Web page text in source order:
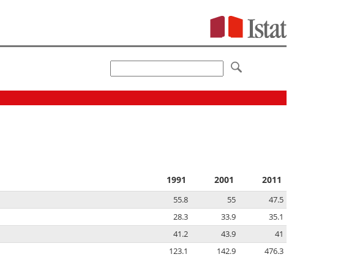
1991 2001 2011
55.8 55
47.5
28.3 33.9
35.1
41.2 43.9
41
123.1 142.9
476.3